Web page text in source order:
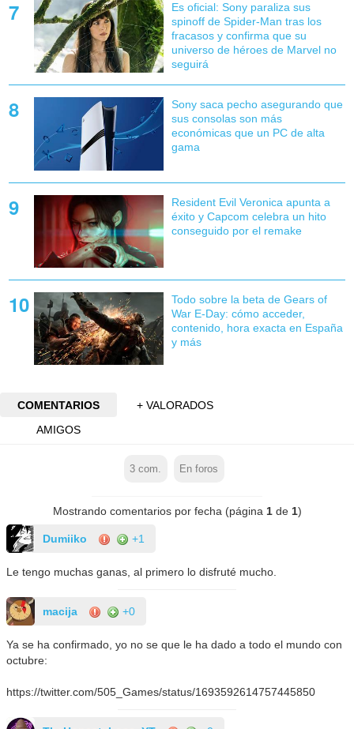
Es oficial: Sony paraliza sus
spinoff de Spider-Man tras los
fracasos y confirma que su
universo de héroes de Marvel no
seguirá
Sony saca pecho asegurando que
sus consolas son más
económicas que un PC de alta
gama
Resident Evil Veronica apunta a
éxito y Capcom celebra un hito
conseguido por el remake
Todo sobre la beta de Gears of
War E-Day: cómo acceder,
contenido, hora exacta en España
y más
COMENTARIOS
+ VALORADOS
AMIGOS
3 com. En foros
Mostrando comentarios por fecha (página 1de 1)
Dumiiko +1
Le tengo muchas ganas, al primero lo disfruté mucho.
macija +0
Ya se ha confirmado, yo no se que le ha dado a todo el mundo con
octubre:
https://twitter.com/505_Games/status/1693592614757445850